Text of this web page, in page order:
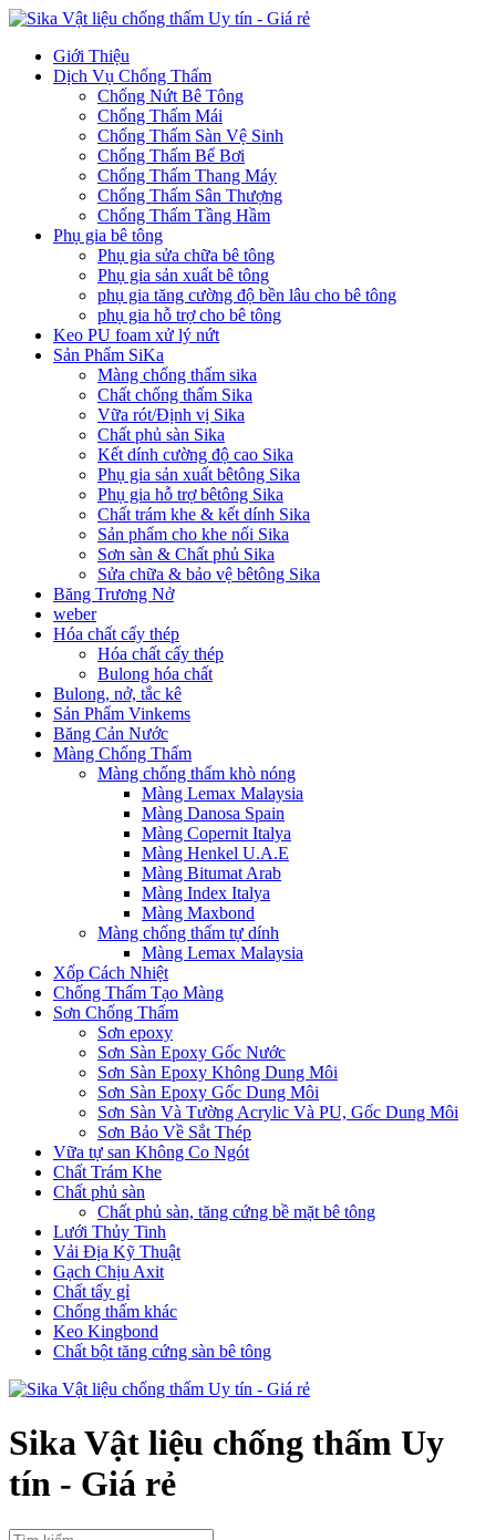
Giới Thiệu
Dịch Vụ Chống Thấm
Chống Nứt Bê Tông
Chống Thấm Mái
Chống Thấm Sàn Vệ Sinh
Chống Thấm Bể Bơi
Chống Thấm Thang Máy
Chống Thấm Sân Thượng
Chống Thấm Tầng Hầm
Phụ gia bê tông
Phụ gia sửa chữa bê tông
Phụ gia sản xuất bê tông
phụ gia tăng cường độ bền lâu cho bê tông
phụ gia hỗ trợ cho bê tông
Keo PU foam xử lý nứt
Sản Phẩm SiKa
Màng chống thấm sika
Chất chống thấm Sika
Vữa rót/Định vị Sika
Chất phủ sàn Sika
Kết dính cường độ cao Sika
Phụ gia sản xuất bêtông Sika
Phụ gia hỗ trợ bêtông Sika
Chất trám khe & kết dính Sika
Sản phẩm cho khe nối Sika
Sơn sàn & Chất phủ Sika
Sửa chữa & bảo vệ bêtông Sika
Băng Trương Nở
weber
Hóa chất cấy thép
Hóa chất cấy thép
Bulong hóa chất
Bulong, nở, tắc kê
Sản Phẩm Vinkems
Băng Cản Nước
Màng Chống Thấm
Màng chống thấm khò nóng
Màng Lemax Malaysia
Màng Danosa Spain
Màng Copernit Italya
Màng Henkel U.A.E
Màng Bitumat Arab
Màng Index Italya
Màng Maxbond
Màng chống thấm tự dính
Màng Lemax Malaysia
Xốp Cách Nhiệt
Chống Thấm Tạo Màng
Sơn Chống Thấm
Sơn epoxy
Sơn Sàn Epoxy Gốc Nước
Sơn Sàn Epoxy Không Dung Môi
Sơn Sàn Epoxy Gốc Dung Môi
Sơn Sàn Và Tường Acrylic Và PU, Gốc Dung Môi
Sơn Bảo Về Sắt Thép
Vữa tự san Không Co Ngót
Chất Trám Khe
Chất phủ sàn
Chất phủ sàn, tăng cứng bề mặt bê tông
Lưới Thủy Tinh
Vải Địa Kỹ Thuật
Gạch Chịu Axit
Chất tẩy gỉ
Chống thấm khác
Keo Kingbond
Chất bột tăng cứng sàn bê tông
Sika Vật liệu chống thấm Uy
tín - Giá rẻ